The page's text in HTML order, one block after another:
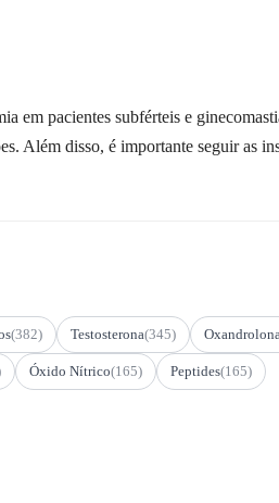
em pacientes subférteis e
Além disso, é importante seguir as
(382) Testosterona(345) Oxandrolona
Óxido Nítrico(165) Peptides(165)